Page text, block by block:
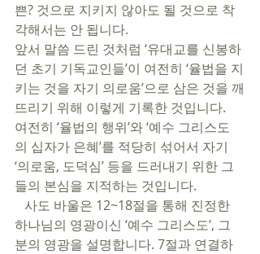
쁜? 것으로 지키지 않아도 될 것으로 착
각해서는 안 됩니다.
앞서 말씀 드린 것처럼 ‘유대교를 신봉하
던 초기 기독교인들’이 여전히 ‘율법을 지
키는 것을 자기 의로움’으로 삼은 것을 깨
뜨리기 위해 이렇게 기록한 것입니다.
여전히 ‘율법의 행위’와 ‘예수 그리스도
의 십자가 은혜’를 적당히 섞어서 자기
‘의로움, 도덕심’ 등을 드러내기 위한 그
들의 본심을 지적하는 것입니다.
하나님의 영광이신 ‘예수 그리스도’, 그
분의 영광을 설명합니다. 7절과 연결하